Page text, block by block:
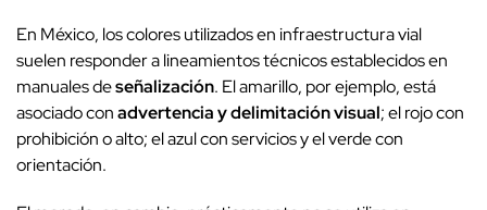
En México, los colores utilizados en infraestructura vial
suelen responder a lineamientos técnicos establecidos en
manuales deseñalización. El amarillo, por ejemplo, está
asociado conadvertencia y delimitación visual; el rojo con
prohibición o alto; el azul con servicios y el verde con
orientación.